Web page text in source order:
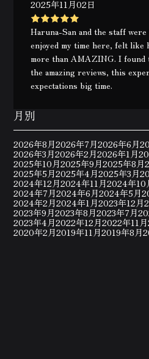
2025年11月02日
Haruna-San and the staff
enjoyed my time here, felt like
more than AMAZING. I found
the amazing reviews, this
expectations big time.
月別
2026年8月2026年7月2026年6月
2026年3月2026年2月2026年1月
2025年10月2025年9月2025年8月
2025年5月2025年4月2025年3月
2024年12月2024年11月2024年10
2024年7月2024年6月2024年5月
2024年2月2024年1月2023年12月
2023年9月2023年8月2023年7月
2023年4月2022年12月2022年11月
2020年2月2019年11月2019年8月